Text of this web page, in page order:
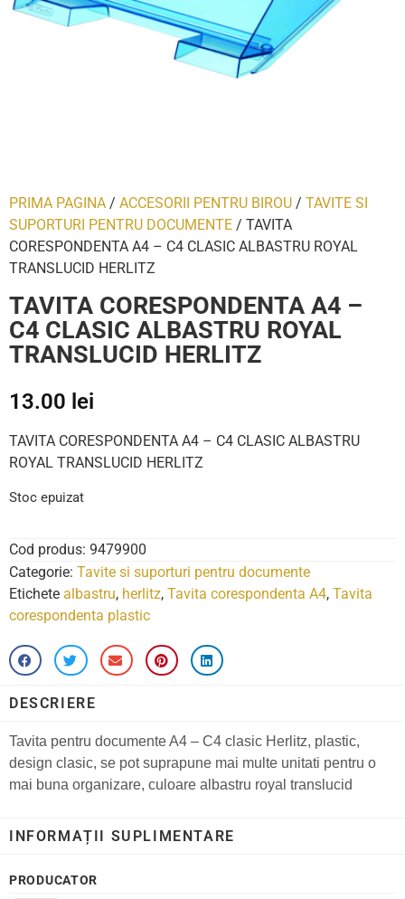
PRIMA PAGINA / ACCESORII PENTRU BIROU / TAVITE SI
SUPORTURI PENTRU DOCUMENTE / TAVITA
CORESPONDENTA A4 – C4 CLASIC ALBASTRU ROYAL
TRANSLUCID HERLITZ
TAVITA CORESPONDENTA A4 –
C4 CLASIC ALBASTRU ROYAL
TRANSLUCID HERLITZ
13.00 lei
TAVITA CORESPONDENTA A4 – C4 CLASIC ALBASTRU
ROYAL TRANSLUCID HERLITZ
Stoc epuizat
Cod produs: 9479900
Categorie: Tavite si suporturi pentru documente
Etichete albastru, herlitz, Tavita corespondenta A4, Tavita
corespondenta plastic
DESCRIERE
Tavita pentru documente A4 – C4 clasic Herlitz, plastic,
design clasic, se pot suprapune mai multe unitati pentru o
mai buna organizare, culoare albastru royal translucid
INFORMAȚII SUPLIMENTARE
PRODUCATOR